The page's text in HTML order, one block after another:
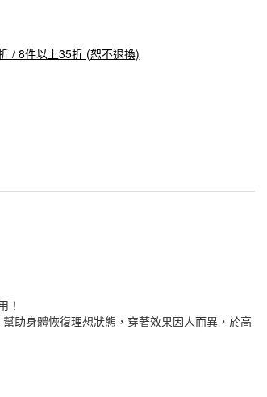
/ 8件以上35折 (恕不退換)
！
助身體恢復理想狀態，穿著效果因人而異，於高